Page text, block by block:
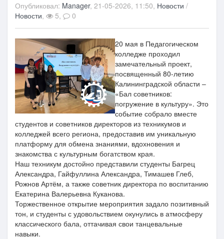
Опубликовал: Manager, 21-05-2026, 11:50, Новости /
Новости, 5, 0
20 мая в Педагогическом
колледже проходил
замечательный проект,
посвященный 80-летию
Калининградской области –
«Бал советников:
погружение в культуру». Это
событие собрало вместе
студентов и советников директоров из техникумов и
колледжей всего региона, предоставив им уникальную
платформу для обмена знаниями, вдохновения и
знакомства с культурным богатством края.
Наш техникум достойно представили студенты Багрец
Александра, Гайфуллина Александра, Тимашев Глеб,
Рожнов Артём, а также советник директора по воспитанию
Екатерина Валерьевна Куканова.
Торжественное открытие мероприятия задало позитивный
тон, и студенты с удовольствием окунулись в атмосферу
классического бала, оттачивая свои танцевальные
навыки.